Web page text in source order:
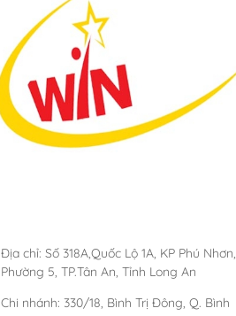
Địa chỉ: Số 318A,Quốc Lộ 1A, KP Phú Nhơn,
Phường 5, TP.Tân An, Tỉnh Long An
Chi nhánh: 330/18, Bình Trị Đông, Q. Bình